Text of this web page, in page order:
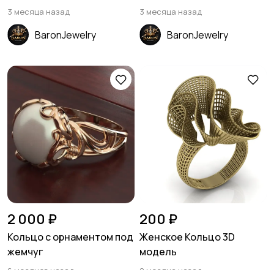
3 месяца назад
BaronJewelry
3 месяца назад
BaronJewelry
2 000 ₽
Кольцо с орнаментом под
жемчуг
200 ₽
Женское Кольцо 3D
модель